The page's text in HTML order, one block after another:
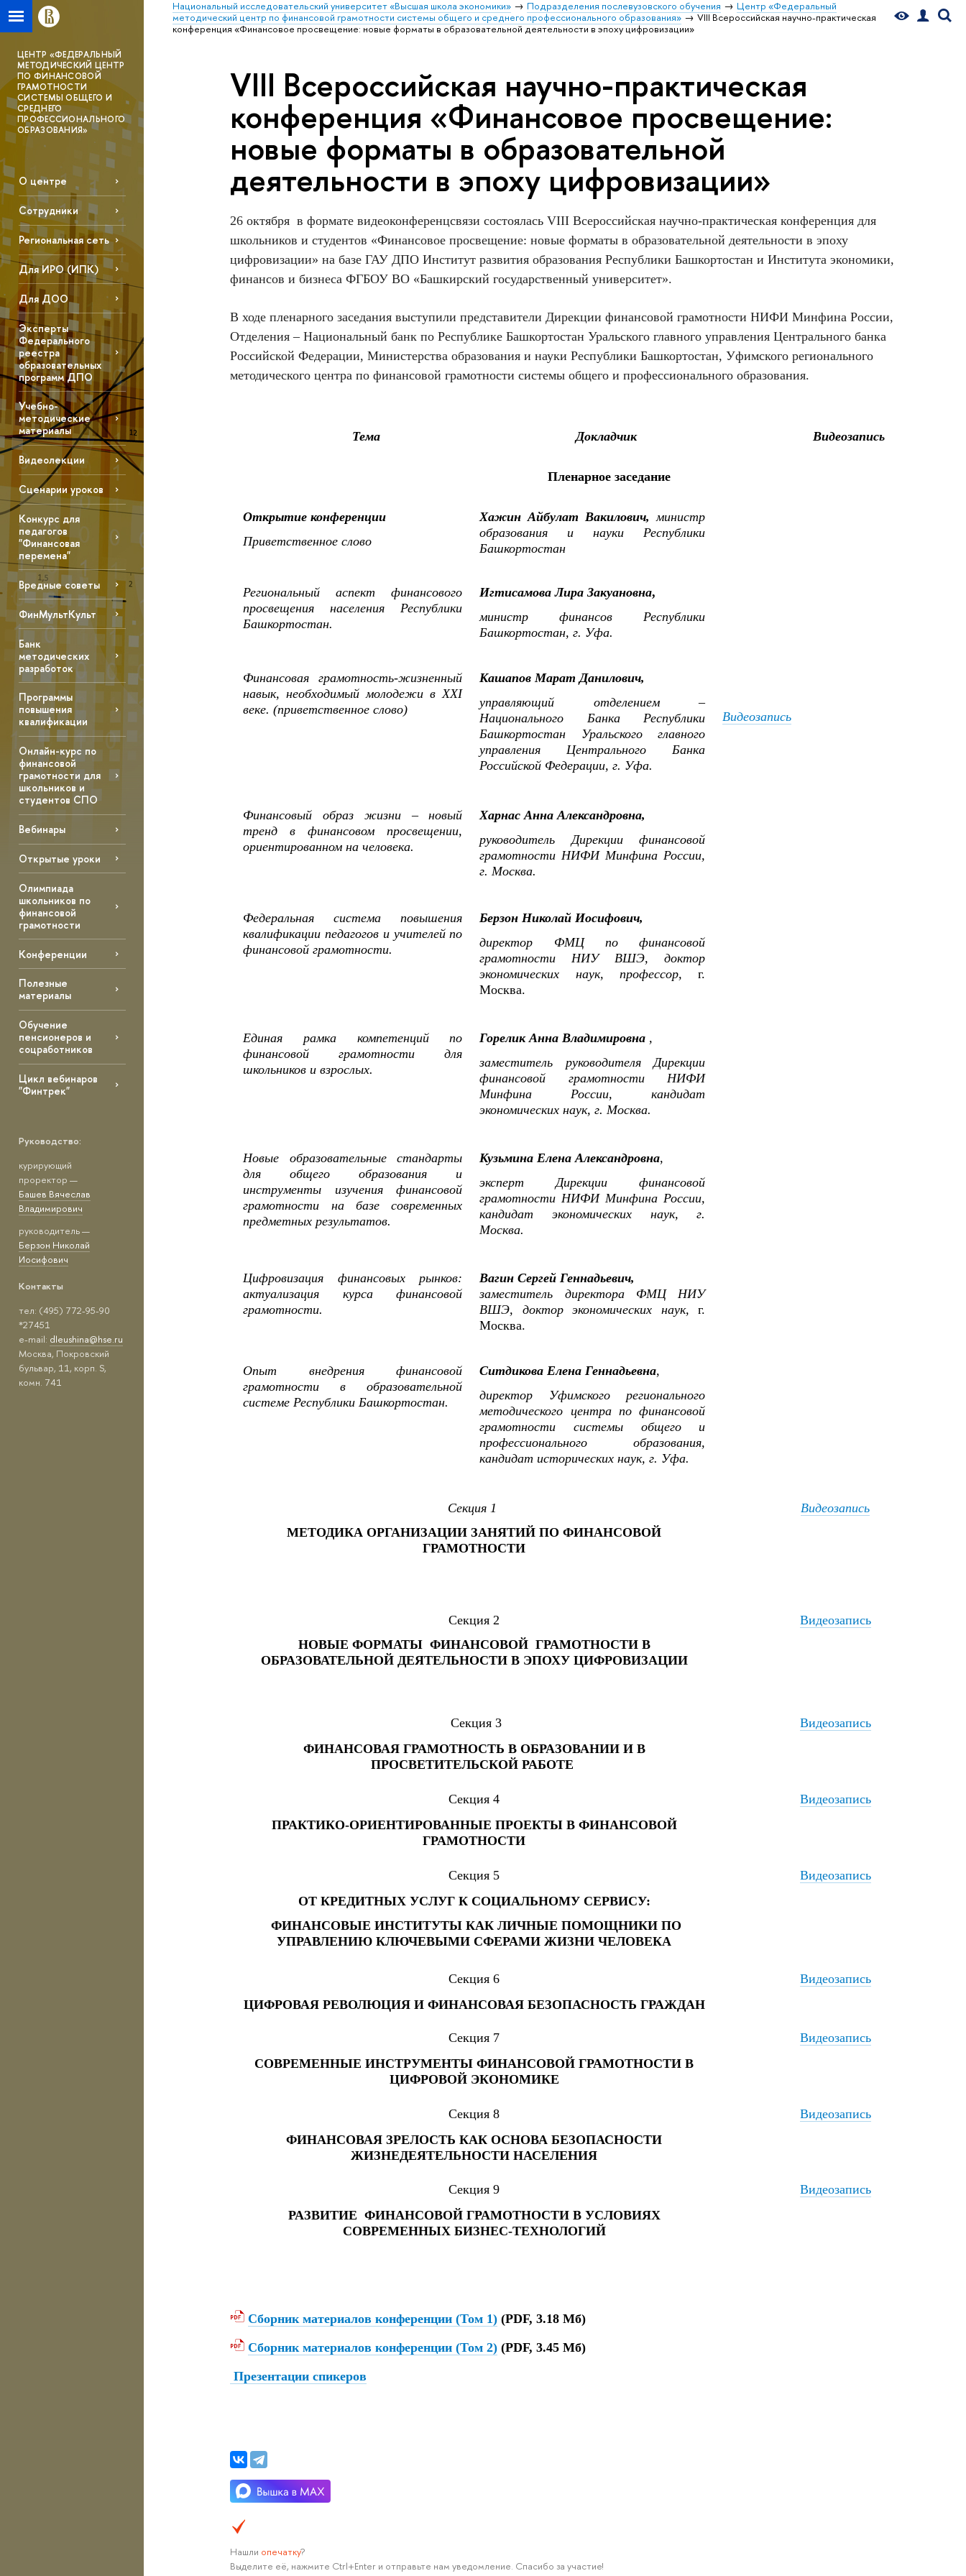
Национальный исследовательский университет «Высшая школа экономики» Подразделения послевузовского обучения
Центр «Федеральный
методический центр по финансовой грамотности системы общего и среднего профессионального образования»
VIII Всероссийская научно-практическая
конференция «Финансовое просвещение: новые форматы в образовательной деятельности в эпоху цифровизации»
ЦЕНТР «ФЕДЕРАЛЬНЫЙ
МЕТОДИЧЕСКИЙ ЦЕНТР
ПО ФИНАНСОВОЙ
ГРАМОТНОСТИ
СИСТЕМЫ ОБЩЕГО И
СРЕДНЕГО
ПРОФЕССИОНАЛЬНОГО
ОБРАЗОВАНИЯ»
О центре
Сотрудники
Региональная сеть
Для ИРО (ИПК)
Для ДОО
Эксперты
Федерального
реестра
образовательных
программ ДПО
Учебно-
методические
материалы
Видеолекции
Сценарии уроков
Конкурс для
педагогов
"Финансовая
перемена"
Вредные советы
ФинМультКульт
Банк
методических
разработок
Программы
повышения
квалификации
Онлайн-курс по
финансовой
грамотности для
школьников и
студентов СПО
Вебинары
Открытые уроки
Олимпиада
школьников по
финансовой
грамотности
Конференции
Полезные
материалы
Обучение
пенсионеров и
соцработников
Цикл вебинаров
"Финтрек"
Руководство:
курирующий
проректор —
Башев Вячеслав
Владимирович
руководитель —
Берзон Николай
Иосифович
Контакты
тел: (495) 772-95-90
*27451
e-mail: dleushina@hse.ru
Москва, Покровский
бульвар, 11, корп. S,
комн. 741
VIII Всероссийская научно-практическая
конференция «Финансовое просвещение:
новые форматы в образовательной
деятельности в эпоху цифровизации»
26 октября в формате видеоконференцсвязи состоялась VIII Всероссийская научно-практическая конференция для
школьников и студентов «Финансовое просвещение: новые форматы в образовательной деятельности в эпоху
цифровизации» на базе ГАУ ДПО Институт развития образования Республики Башкортостан и Института экономики,
финансов и бизнеса ФГБОУ ВО «Башкирский государственный университет».
В ходе пленарного заседания выступили представители Дирекции финансовой грамотности НИФИ Минфина России,
Отделения – Национальный банк по Республике Башкортостан Уральского главного управления Центрального банка
Российской Федерации, Министерства образования и науки Республики Башкортостан, Уфимского регионального
методического центра по финансовой грамотности системы общего и профессионального образования.
Тема Докладчик Видеозапись
Пленарное заседание
Открытие конференции
Приветственное слово
Хажин Айбулат Вакилович, министр
образования и науки Республики
Башкортостан
Видеозапись
Региональный аспект финансового
просвещения населения Республики
Башкортостан.
Игтисамова Лира Закуановна,
министр финансов Республики
Башкортостан, г. Уфа.
Финансовая грамотность-жизненный
навык, необходимый молодежи в XXI
веке. (приветственное слово)
Кашапов Марат Данилович,
управляющий отделением –
Национального Банка Республики
Башкортостан Уральского главного
управления Центрального Банка
Российской Федерации, г. Уфа.
Финансовый образ жизни – новый
тренд в финансовом просвещении,
ориентированном на человека.
Харнас Анна Александровна,
руководитель Дирекции финансовой
грамотности НИФИ Минфина России,
г. Москва.
Федеральная система повышения
квалификации педагогов и учителей по
финансовой грамотности.
Берзон Николай Иосифович,
директор ФМЦ по финансовой
грамотности НИУ ВШЭ, доктор
экономических наук, профессор,г.
Москва.
Единая рамка компетенций по
финансовой грамотности для
школьников и взрослых.
Горелик Анна Владимировна ,
заместитель руководителя Дирекции
финансовой грамотности НИФИ
Минфина России, кандидат
экономических наук, г. Москва.
Новые образовательные стандарты
для общего образования и
инструменты изучения финансовой
грамотности на базе современных
предметных результатов.
Кузьмина Елена Александровна,
эксперт Дирекции финансовой
грамотности НИФИ Минфина России,
кандидат экономических наук, г.
Москва.
Цифровизация финансовых рынков:
актуализация курса финансовой
грамотности.
Вагин Сергей Геннадьевич,
заместитель директора ФМЦ НИУ
ВШЭ, доктор экономических наук,г.
Москва.
Опыт внедрения финансовой
грамотности в образовательной
системе Республики Башкортостан.
Ситдикова Елена Геннадьевна,
директор Уфимского регионального
методического центра по финансовой
грамотности системы общего и
профессионального образования,
кандидат исторических наук, г. Уфа.
Секция 1
МЕТОДИКА ОРГАНИЗАЦИИ ЗАНЯТИЙ ПО ФИНАНСОВОЙ
ГРАМОТНОСТИ
Видеозапись
Секция 2
НОВЫЕ ФОРМАТЫ ФИНАНСОВОЙ ГРАМОТНОСТИ В
ОБРАЗОВАТЕЛЬНОЙ ДЕЯТЕЛЬНОСТИ В ЭПОХУ ЦИФРОВИЗАЦИИ
Видеозапись
Секция 3
ФИНАНСОВАЯ ГРАМОТНОСТЬ В ОБРАЗОВАНИИ И В
ПРОСВЕТИТЕЛЬСКОЙ РАБОТЕ
Видеозапись
Секция 4
ПРАКТИКО-ОРИЕНТИРОВАННЫЕ ПРОЕКТЫ В ФИНАНСОВОЙ
ГРАМОТНОСТИ
Видеозапись
Секция 5
ОТ КРЕДИТНЫХ УСЛУГ К СОЦИАЛЬНОМУ СЕРВИСУ:
ФИНАНСОВЫЕ ИНСТИТУТЫ КАК ЛИЧНЫЕ ПОМОЩНИКИ ПО
УПРАВЛЕНИЮ КЛЮЧЕВЫМИ СФЕРАМИ ЖИЗНИ ЧЕЛОВЕКА
Видеозапись
Секция 6
ЦИФРОВАЯ РЕВОЛЮЦИЯ И ФИНАНСОВАЯ БЕЗОПАСНОСТЬ ГРАЖДАН
Видеозапись
Секция 7
СОВРЕМЕННЫЕ ИНСТРУМЕНТЫ ФИНАНСОВОЙ ГРАМОТНОСТИ В
ЦИФРОВОЙ ЭКОНОМИКЕ
Видеозапись
Секция 8
ФИНАНСОВАЯ ЗРЕЛОСТЬ КАК ОСНОВА БЕЗОПАСНОСТИ
ЖИЗНЕДЕЯТЕЛЬНОСТИ НАСЕЛЕНИЯ
Видеозапись
Секция 9
РАЗВИТИЕ ФИНАНСОВОЙ ГРАМОТНОСТИ В УСЛОВИЯХ
СОВРЕМЕННЫХ БИЗНЕС-ТЕХНОЛОГИЙ
Видеозапись
Сборник материалов конференции (Том 1)(PDF, 3.18 Мб)
Сборник материалов конференции (Том 2)(PDF, 3.45 Мб)
Презентации спикеров
Нашли опечатку?
Выделите её, нажмите Ctrl+Enter и отправьте нам уведомление. Спасибо за участие!